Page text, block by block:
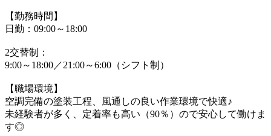
【勤務時間】
日勤：09:00～18:00
2交替制：
9:00～18:00／21:00～6:00（シフト制）
【職場環境】
空調完備の塗装工程、風通しの良い作業環境で快適♪
未経験者が多く、定着率も高い（90％）ので安心して働けま
す◎